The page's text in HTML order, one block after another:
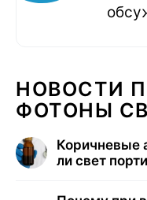
НОВОСТИ
ФОТОНЫ
Коричневые
ли свет